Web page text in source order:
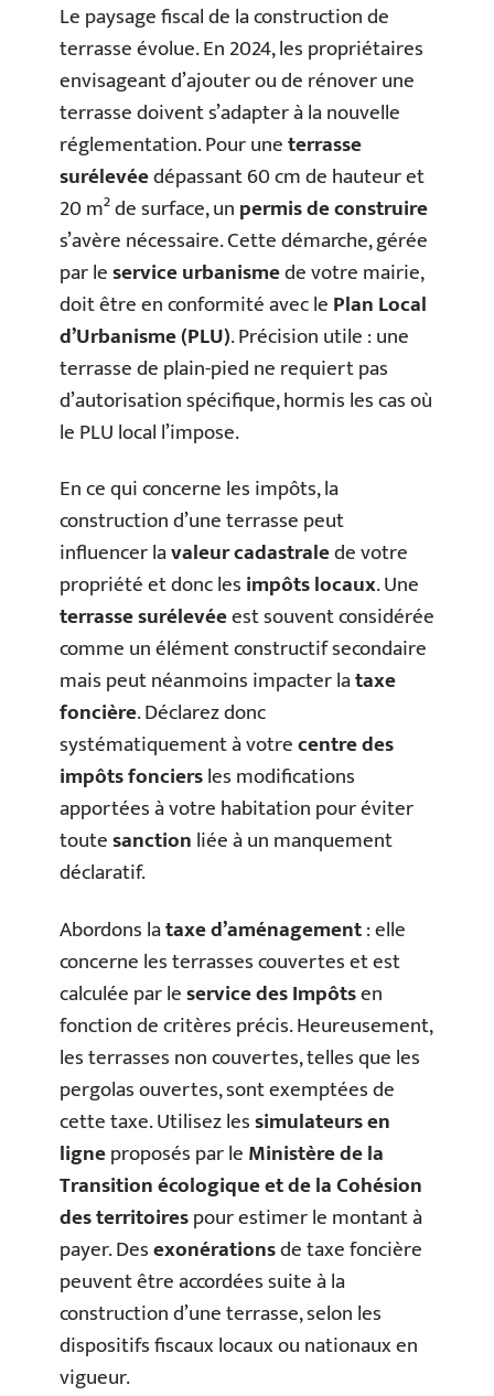
Le paysage fiscal de la construction de
terrasse évolue. En 2024, les propriétaires
envisageant d’ajouter ou de rénover une
terrasse doivent s’adapter à la nouvelle
réglementation. Pour uneterrasse
surélevéedépassant 60 cm de hauteur et
20 m² de surface, unpermis de construire
s’avère nécessaire. Cette démarche, gérée
par leservice urbanismede votre mairie,
doit être en conformité avec lePlan Local
d’Urbanisme (PLU). Précision utile : une
terrasse de plain-pied ne requiert pas
d’autorisation spécifique, hormis les cas où
le PLU local l’impose.
En ce qui concerne les impôts, la
construction d’une terrasse peut
influencer lavaleur cadastralede votre
propriété et donc lesimpôts locaux. Une
terrasse surélevéeest souvent considérée
comme un élément constructif secondaire
mais peut néanmoins impacter lataxe
foncière. Déclarez donc
systématiquement à votrecentre des
impôts fonciersles modifications
apportées à votre habitation pour éviter
toutesanctionliée à un manquement
déclaratif.
Abordons lataxe d’aménagement: elle
concerne les terrasses couvertes et est
calculée par leservice des Impôtsen
fonction de critères précis. Heureusement,
les terrasses non couvertes, telles que les
pergolas ouvertes, sont exemptées de
cette taxe. Utilisez lessimulateurs en
ligneproposés par leMinistère de la
Transition écologique et de la Cohésion
des territoirespour estimer le montant à
payer. Desexonérationsde taxe foncière
peuvent être accordées suite à la
construction d’une terrasse, selon les
dispositifs fiscaux locaux ou nationaux en
vigueur.